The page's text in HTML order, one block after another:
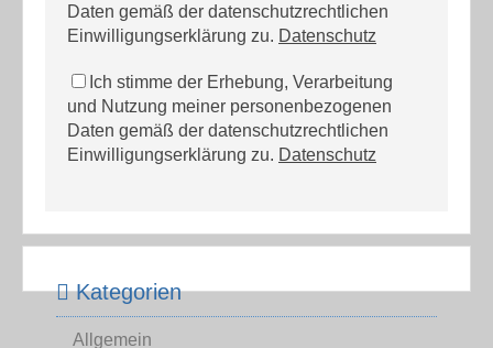
Daten gemäß der datenschutzrechtlichen
Einwilligungserklärung zu. Datenschutz
Ich stimme der Erhebung, Verarbeitung
und Nutzung meiner personenbezogenen
Daten gemäß der datenschutzrechtlichen
Einwilligungserklärung zu. Datenschutz
Kategorien
Allgemein